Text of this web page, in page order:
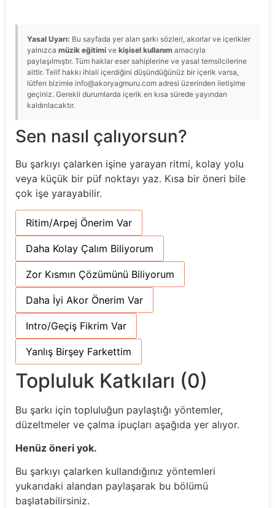
Yasal Uyarı: Bu sayfada yer alan şarkı sözleri, akorlar ve içerikler
yalnızca müzik eğitimi ve kişisel kullanım amacıyla
paylaşılmıştır. Tüm haklar eser sahiplerine ve yasal temsilcilerine
aittir. Telif hakkı ihlali içerdiğini düşündüğünüz bir içerik varsa,
lütfen bizimle info@akoryagmuru.com adresi üzerinden iletişime
geçiniz. Gerekli durumlarda içerik en kısa sürede yayından
kaldırılacaktır.
Sen nasıl çalıyorsun?
Bu şarkıyı çalarken işine yarayan ritmi, kolay yolu
veya küçük bir püf noktayı yaz. Kısa bir öneri bile
çok işe yarayabilir.
Ritim/Arpej Önerim Var
Daha Kolay Çalım Biliyorum
Zor Kısmın Çözümünü Biliyorum
Daha İyi Akor Önerim Var
Intro/Geçiş Fikrim Var
Yanlış Birşey Farkettim
Topluluk Katkıları (0)
Bu şarkı için topluluğun paylaştığı yöntemler,
düzeltmeler ve çalma ipuçları aşağıda yer alıyor.
Henüz öneri yok.
Bu şarkıyı çalarken kullandığınız yöntemleri
yukarıdaki alandan paylaşarak bu bölümü
başlatabilirsiniz.